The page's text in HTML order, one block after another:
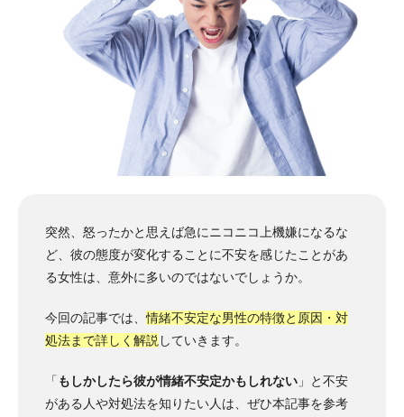
突然、怒ったかと思えば急にニコニコ上機嫌になるな
ど、彼の態度が変化することに不安を感じたことがあ
る女性は、意外に多いのではないでしょうか。
今回の記事では、情緒不安定な男性の特徴と原因・対
処法まで詳しく解説 していきます。
「 もしかしたら彼が情緒不安定かもしれない 」と不安
がある人や対処法を知りたい人は、ぜひ本記事を参考